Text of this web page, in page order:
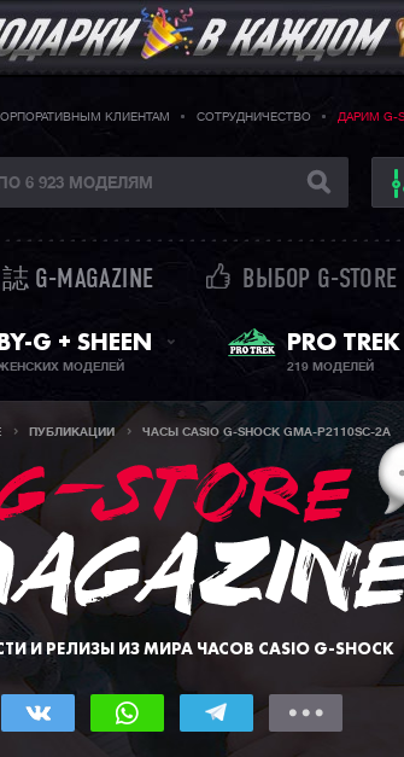
КЛИЕНТАМ СОТРУДНИЧЕСТВО ДАРИМ G-
誌 G-MAGAZINE ВЫБОР G-STORE
ЧАСЫ
G + SHEEN
МОДЕЛЕЙ
PRO TREK
219 МОДЕЛЕЙ
ПУБЛИКАЦИИ ЧАСЫ CASIO G-SHOCK GMA-P2110SC-2A
И РЕЛИЗЫ ИЗ МИРА ЧАСОВ CASIO G-SHOCK